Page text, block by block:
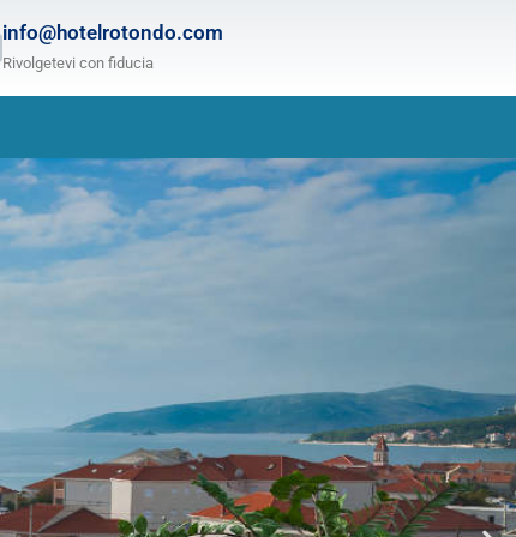
info@hotelrotondo.com
Rivolgetevi con fiducia